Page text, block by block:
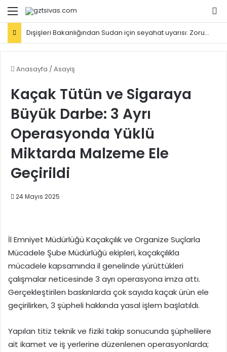
Menü
Dışişleri Bakanlığından Sudan için seyahat uyarısı: Zorunlu değilse gitmeyin
Anasayfa /Asayiş
Kaçak Tütün ve Sigaraya
Büyük Darbe: 3 Ayrı
Operasyonda Yüklü
Miktarda Malzeme Ele
Geçirildi
24 Mayıs 2025
İl Emniyet Müdürlüğü Kaçakçılık ve Organize Suçlarla
Mücadele Şube Müdürlüğü ekipleri, kaçakçılıkla
mücadele kapsamında il genelinde yürüttükleri
çalışmalar neticesinde 3 ayrı operasyona imza attı.
Gerçekleştirilen baskınlarda çok sayıda kaçak ürün ele
geçirilirken, 3 şüpheli hakkında yasal işlem başlatıldı.
Yapılan titiz teknik ve fiziki takip sonucunda şüphelilere
ait ikamet ve iş yerlerine düzenlenen operasyonlarda;